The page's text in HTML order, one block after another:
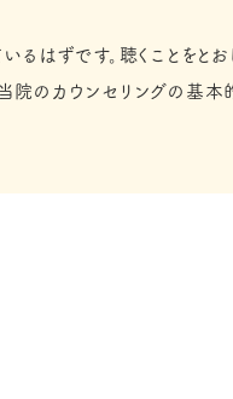
るはずです。聴くことをと
当院のカウンセリングの基本